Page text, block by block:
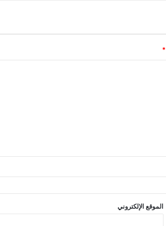
*
الموقع الإلكتروني